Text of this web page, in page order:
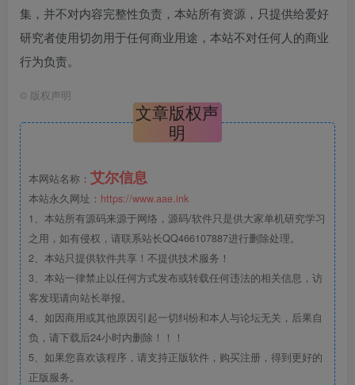
集，并不对内容完整性负责，本站所有资源，只提供给爱好
研究者使用切勿用于任何商业用途，本站不对任何人的商业
行为负责。
© 版权声明
文章版权声
明
本网站名称： 艾尔信息
本站永久网址： https://www.aae.ink
1、本站所有源码来源于网络，源码/软件只是供大家单机研究学习
之用，如有侵权，请联系站长QQ466107887进行删除处理。
2、本站只提供软件共享！不提供技术服务！
3、本站一律禁止以任何方式发布或转载任何违法的相关信息，访
客发现请向站长举报。
4、如因商用或其他原因引起一切纠纷和本人与论坛无关，后果自
负，请下载后24小时内删除！！！
5、如果您喜欢该程序，请支持正版软件，购买注册，得到更好的
正版服务。